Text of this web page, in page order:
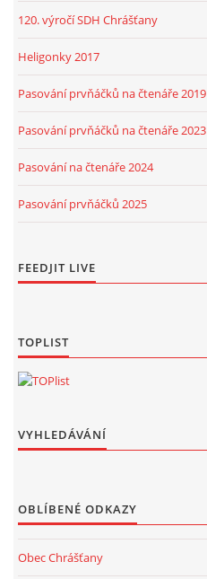
120. výročí SDH Chrášťany
Heligonky 2017
Pasování prvňáčků na čtenáře 2019
Pasování prvňáčků na čtenáře 2023
Pasování na čtenáře 2024
Pasování prvňáčků 2025
FEEDJIT LIVE
TOPLIST
VYHLEDÁVÁNÍ
OBLÍBENÉ ODKAZY
Obec Chrášťany